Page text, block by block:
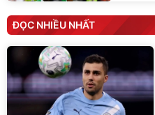
ĐỌC NHIỀU NHẤT